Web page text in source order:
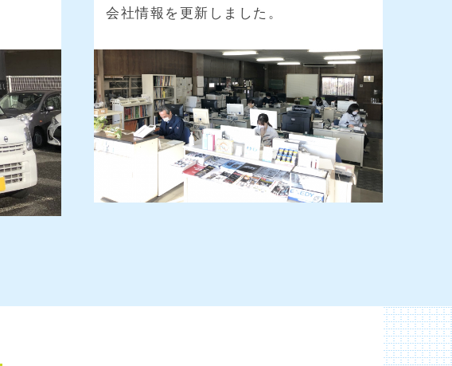
会社情報を更新しました。